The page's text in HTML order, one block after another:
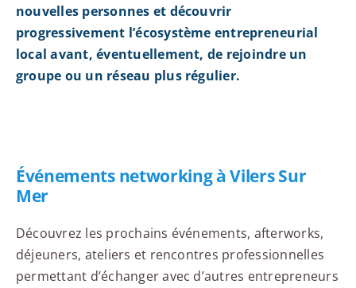
nouvelles personnes et découvrir
progressivement l’écosystème entrepreneurial
local avant, éventuellement, de rejoindre un
groupe ou un réseau plus régulier.
Événements networking à Vilers Sur
Mer
Découvrez les prochains événements, afterworks,
déjeuners, ateliers et rencontres professionnelles
permettant d’échanger avec d’autres entrepreneurs